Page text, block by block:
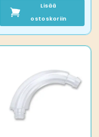
Lisää
ostoskoriin